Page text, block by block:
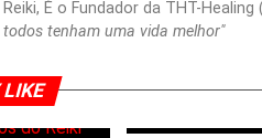
É o Fundador da THT-Healing
tenham uma vida melhor"
LIKE